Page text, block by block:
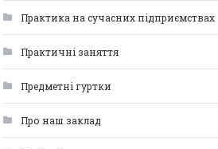
Практика на сучасних підприємствах
Практичні заняття
Предметні гуртки
Про наш заклад